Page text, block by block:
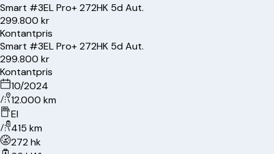
Smart #3EL Pro+ 272HK 5d Aut.
299.800 kr
Kontantpris
Smart #3EL Pro+ 272HK 5d Aut.
299.800 kr
Kontantpris
10/2024
12.000 km
El
415 km
272 hk